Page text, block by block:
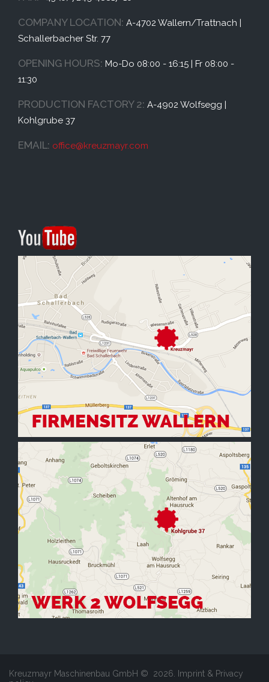
COMPANY LOCATION: A-4702 Wallern/Trattnach |
Schallerbacher Str. 77
OPENING HOURS: Mo-Do 08:00 - 16:15 | Fr 08:00 -
11:30
PRODUCTION FACTORY 2: A-4902 Wolfsegg |
Kohlgrube 37
EMAIL: office@kreuzmayr.com
Kreuzmayr Maschinenbau GmbH © 2026
Imprint & Privacy